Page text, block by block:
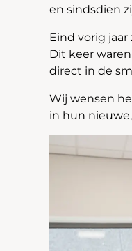
en sindsdien
Eind vorig
Dit keer
direct in de
Wij wensen
in hun